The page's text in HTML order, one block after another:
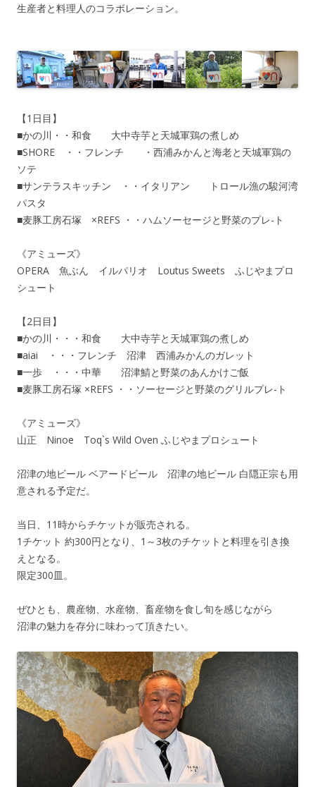
生産者と料理人のコラボレーション。
【1日目】
■かの川・・和食 大中寺芋と天城軍鶏の煮しめ
■SHORE ・・フレンチ ・西浦みかんと海老と天城軍鶏の
ソテ
■サンテラスキッチン ・・イタリアン トロール漁の駿河湾
パスタ
■麦豚工房石塚 ×REFS ・・ハムソーセージと野菜のプレ-ト
《アミューズ》
OPERA 魚ぶん イルパリオ Loutus Sweets ふじやまプロ
シュート
【2日目】
■かの川・・・和食 大中寺芋と天城軍鶏の煮しめ
■aiai ・・・フレンチ 沼津 西浦みかんのガレット
■一歩 ・・・中華 沼津鯖と野菜のあんかけご飯
■麦豚工房石塚 ×REFS ・・ソーセージと野菜のグリルプレ-ト
《アミューズ》
山正 Ninoe Toq`s Wild Oven ふじやまプロシュート
沼津の地ビール ベアードビール 沼津の地ビール 白隠正宗も用
意される予定だ。
当日、11時からチケットが販売される。
1チケット 約300円となり、1～3枚のチケットと料理を引き換
えとなる。
限定300皿。
ぜひとも、農産物、水産物、畜産物を食し旬を感じながら
沼津の魅力を存分に味わって頂きたい。